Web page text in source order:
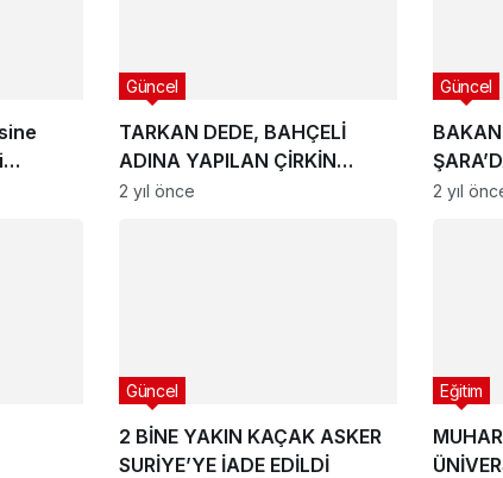
TARKAN DEDE, BAHÇELİ
ADINA YAPILAN ÇİRKİN
PAYLAŞIMA TEPKİ GÖSTERDİ
Güncel
2 yıl önce
Güncel
2 yıl
2 BİNE YAKIN KAÇAK ASKER
SURİYE’YE İADE EDİLDİ
Güncel Eğitim